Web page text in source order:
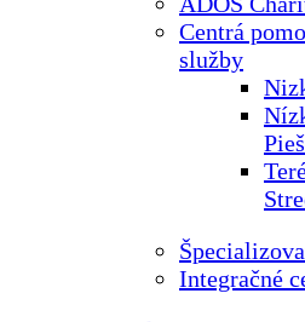
Centrá
služby
Integračné